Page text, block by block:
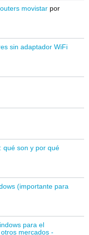
movistar por
sin adaptador WiFi
qué son y por qué
(importante para
para el
mercados -